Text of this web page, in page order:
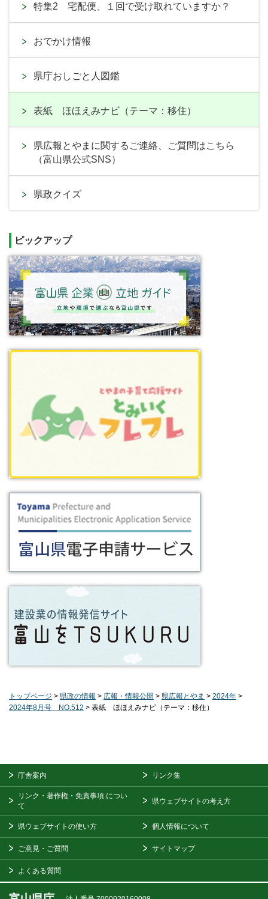
特集2 宅配便、１回で受け取れていますか？
おでかけ情報
県庁おしごと人図鑑
表紙 ほほえみナビ（テーマ：移住）
県広報とやまに関するご連絡、ご質問はこちら
（富山県公式SNS）
県政クイズ
ピックアップ
トップページ > 県政の情報 > 広報・情報公開 > 県広報とやま > 2024年 >
2024年8月号 NO.512 > 表紙 ほほえみナビ（テーマ：移住）
庁舎案内 リンク集
リンク・著作権・免責事項 につい
て
県ウェブサイトの考え方
県ウェブサイトの使い方 個人情報について
ご意見・ご質問 サイトマップ
よくある質問